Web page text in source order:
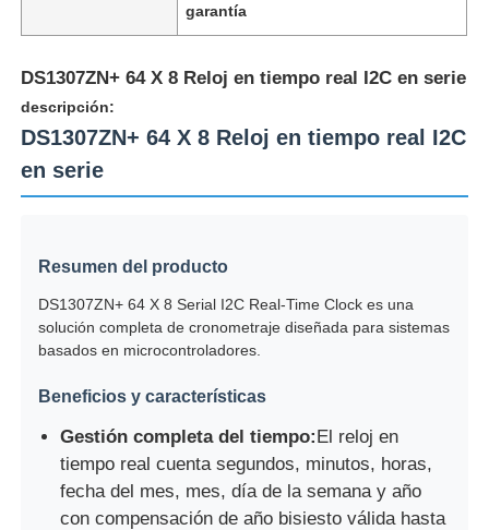
En casa
Productos
Los vídeos
Sobre nosotros
garantía
DS1307ZN+ 64 X 8 Reloj en tiempo real I2C en serie
descripción:
DS1307ZN+ 64 X 8 Reloj en tiempo real I2C
en serie
Resumen del producto
DS1307ZN+ 64 X 8 Serial I2C Real-Time Clock es una
solución completa de cronometraje diseñada para sistemas
basados en microcontroladores.
Beneficios y características
Gestión completa del tiempo:El reloj en
tiempo real cuenta segundos, minutos, horas,
fecha del mes, mes, día de la semana y año
con compensación de año bisiesto válida hasta